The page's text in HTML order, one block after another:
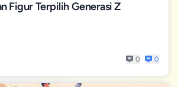
Figur Terpilih Generasi Z
0 0